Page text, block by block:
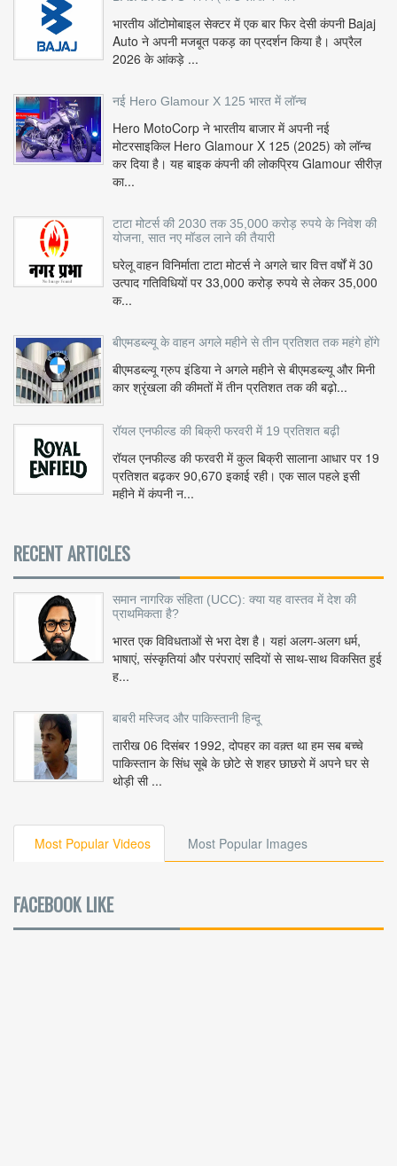
भारतीय ऑटोमोबाइल सेक्टर में एक बार फिर देसी कंपनी Bajaj
Auto ने अपनी मजबूत पकड़ का प्रदर्शन किया है। अप्रैल
2026 के आंकड़े ...
नई Hero Glamour X 125 भारत में लॉन्च
Hero MotoCorp ने भारतीय बाजार में अपनी नई
मोटरसाइकिल Hero Glamour X 125 (2025) को लॉन्च
कर दिया है। यह बाइक कंपनी की लोकप्रिय Glamour सीरीज़
का...
टाटा मोटर्स की 2030 तक 35,000 करोड़ रुपये के निवेश की
योजना, सात नए मॉडल लाने की तैयारी
घरेलू वाहन विनिर्माता टाटा मोटर्स ने अगले चार वित्त वर्षों में 30
उत्पाद गतिविधियों पर 33,000 करोड़ रुपये से लेकर 35,000
क...
बीएमडब्ल्यू के वाहन अगले महीने से तीन प्रतिशत तक महंगे होंगे
बीएमडब्ल्यू ग्रुप इंडिया ने अगले महीने से बीएमडब्ल्यू और मिनी
कार श्रृंखला की कीमतों में तीन प्रतिशत तक की बढ़ो...
रॉयल एनफील्ड की बिक्री फरवरी में 19 प्रतिशत बढ़ी
रॉयल एनफील्ड की फरवरी में कुल बिक्री सालाना आधार पर 19
प्रतिशत बढ़कर 90,670 इकाई रही। एक साल पहले इसी
महीने में कंपनी न...
RECENT ARTICLES
समान नागरिक संहिता (UCC): क्या यह वास्तव में देश की
प्राथमिकता है?
भारत एक विविधताओं से भरा देश है। यहां अलग-अलग धर्म,
भाषाएं, संस्कृतियां और परंपराएं सदियों से साथ-साथ विकसित हुई
ह...
बाबरी मस्जिद और पाकिस्तानी हिन्दू
तारीख 06 दिसंबर 1992, दोपहर का वक़्त था हम सब बच्चे
पाकिस्तान के सिंध सूबे के छोटे से शहर छाछरो में अपने घर से
थोड़ी सी ...
Most Popular Videos Most Popular Images
FACEBOOK LIKE